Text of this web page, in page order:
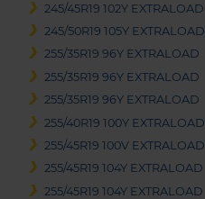
245/45R19 102Y EXTRALOAD
245/50R19 105Y EXTRALOAD
255/35R19 96Y EXTRALOAD
255/35R19 96Y EXTRALOAD
255/35R19 96Y EXTRALOAD
255/40R19 100Y EXTRALOAD
255/45R19 100V EXTRALOAD
255/45R19 104Y EXTRALOAD
255/45R19 104Y EXTRALOAD